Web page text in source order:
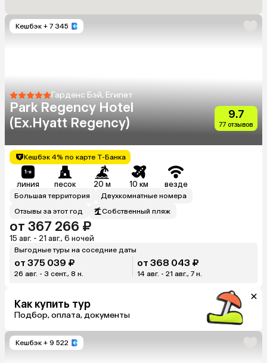
Кешбэк + 7 345
Гарденс Бэй, Египет
Park Regency Hotel
(Ex.Hyatt Regency)
9.7
77 отзывов
Кешбэк 4% по карте Т-Банка
линия песок 20 м 10 км везде
Большая территория
Двухкомнатные номера
Отзывы за этот год
Собственный пляж
от 367 266 ₽
15 авг. - 21 авг., 6 ночей
Выгодные туры на соседние даты
от 375 039 ₽
26 авг. - 3 сент., 8 н.
от 368 043 ₽
14 авг. - 21 авг., 7 н.
Как купить тур
Подбор, оплата, документы
Кешбэк + 9 522